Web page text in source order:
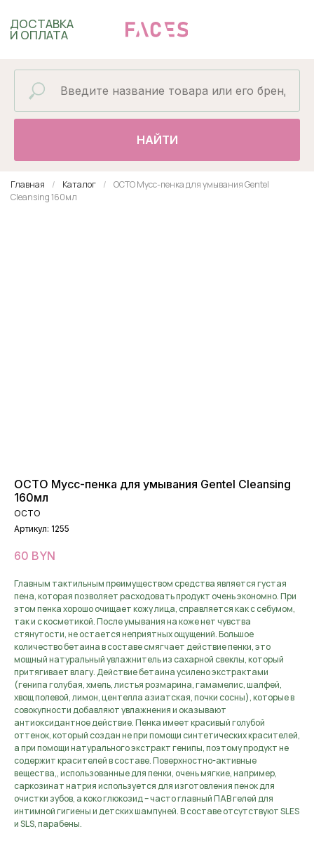
И ОПЛАТА
НАЙТИ
Главная Каталог
OCTO Мусс-пенка для умывания Gentel
Cleansing 160мл
OCTO Мусс-пенка для умывания Gentel Cleansing
160мл
OCTO
Артикул: 1255
60 BYN
Главным тактильным преимуществом средства является густая
пена, которая позволяет расходовать продукт очень экономно. При
этом пенка хорошо очищает кожу лица, справляется как с себумом,
так и с косметикой. После умывания на коже нет чувства
стянутости, не остается неприятных ощущений. Большое
количество бетаина в составе смягчает действие пенки, это
мощный натуральный увлажнитель из сахарной свеклы, который
притягивает влагу. Действие бетаина усилено экстрактами
(генипа голубая, хмель, листья розмарина, гамамелис, шалфей,
хвощ полевой, лимон, центелла азиатская, почки сосны), которые в
совокупности добавляют увлажнения и оказывают
антиоксидантное действие. Пенка имеет красивый голубой
оттенок, который создан не при помощи синтетических красителей,
а при помощи натурального экстракт генипы, поэтому продукт не
содержит красителей в составе. Поверхностно-активные
вещества,, использованные для пенки, очень мягкие, например,
саркозинат натрия используется для изготовления пенок для
очистки зубов, а коко глюкозид – часто главный ПАВ гелей для
интимной гигиены и детских шампуней. В составе отсутствуют SLES
и SLS, парабены.